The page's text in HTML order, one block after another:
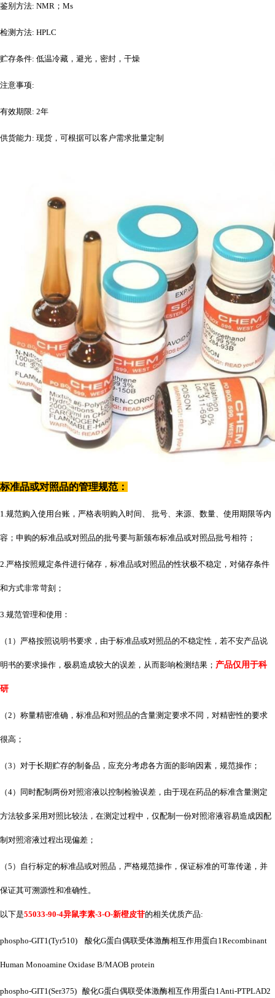
鉴别方法: NMR；Ms
检测方法: HPLC
贮存条件: 低温冷藏，避光，密封，干燥
注意事项:
有效期限: 2年
供货能力 : 现货，可根据可以客户需求批量定制
标准品或对照品的管理规范：
1.规范购入使用台账，严格表明购入时间、 批号、来源、数量、使用期限等内
容；申购的标准品或对照品的批号要与新颁布标准品或对照品批号相符；
2.严格按照规定条件进行储存，标准品或对照品的性状极不稳定，对储存条件
和方式非常苛刻；
3.规范管理和使用：
（ 1）严格按照说明书要求，由于标准品或对照品的不稳定性，若不安产品说
明书的要求操作，极易造成较大的误差，从而影响检测结果； 产品仅用于科
研
（2）称量精密准确，标准品和对照品的含量测定要求不同，对精密性的要求
很高；
（3）对于长期贮存的制备品，应充分考虑各方面的影响因素，规范操作；
（4）同时配制两份对照溶液以控制检验误差，由于现在药品的标准含量测定
方法较多采用对照比较法，在测定过程中，仅配制一份对照溶液容易造成因配
制对照溶液过程出现偏差；
（5）自行标定的标准品或对照品，严格规范操作，保证标准的可靠传递，并
保证其可溯源性和准确性。
以下是55033-90-4异鼠李素-3-O-新橙皮苷的相关优质产品:
phospho-GIT1(Tyr510) 酸化G蛋白偶联受体激酶相互作用蛋白1Recombinant
Human Monoamine Oxidase B/MAOB protein
phospho-GIT1(Ser375) 酸化G蛋白偶联受体激酶相互作用蛋白1Anti-PTPLAD2